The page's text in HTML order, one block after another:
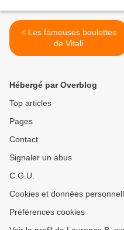
< Les fameuses boulettes
de Vitali
Hébergé par Overblog
Top articles
Pages
Contact
Signaler un abus
C.G.U.
Cookies et données
Préférences cookies